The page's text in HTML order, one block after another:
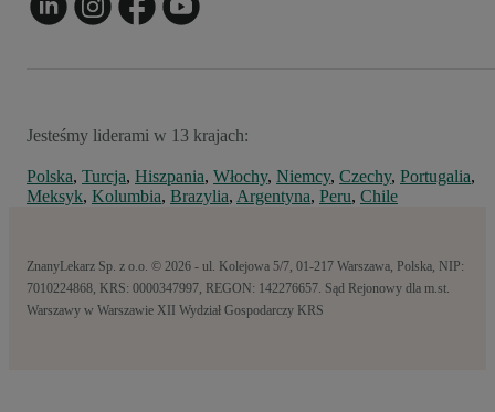
Jesteśmy liderami w 13 krajach:
Polska, Turcja, Hiszpania, Włochy, Niemcy, Czechy, Portugalia,
Meksyk, Kolumbia, Brazylia, Argentyna, Peru, Chile
ZnanyLekarz Sp. z o.o. © 2026 - ul. Kolejowa 5/7, 01-217 Warszawa, Polska, NIP:
7010224868, KRS: 0000347997, REGON: 142276657. Sąd Rejonowy dla m.st.
Warszawy w Warszawie XII Wydział Gospodarczy KRS